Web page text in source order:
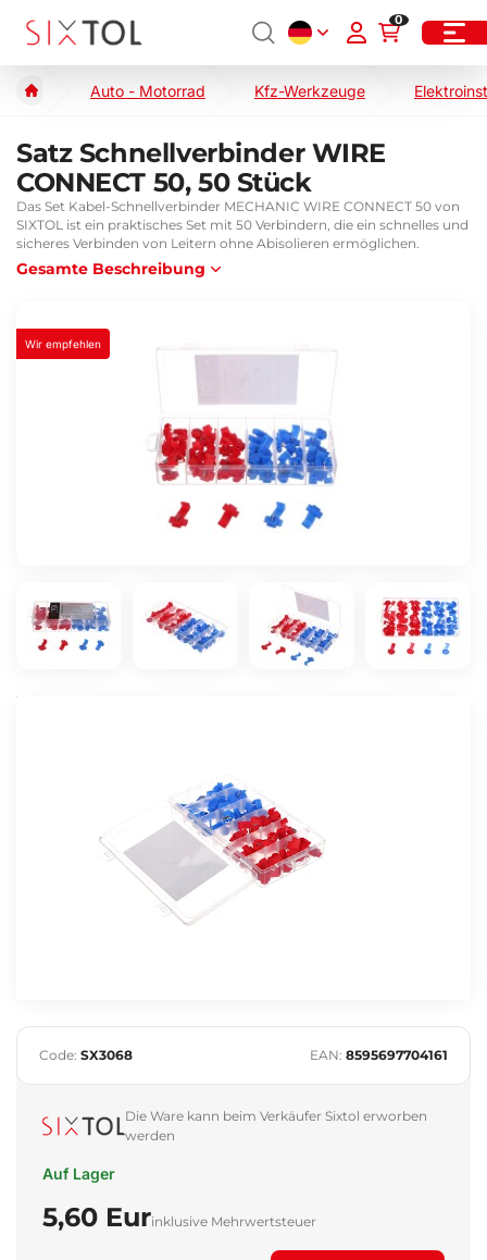
0
Auto - Motorrad Kfz-Werkzeuge
Satz Schnellverbinder WIRE
CONNECT 50, 50 Stück
Das Set Kabel-Schnellverbinder MECHANIC WIRE CONNECT 50 von
SIXTOL ist ein praktisches Set mit 50 Verbindern, die ein schnelles und
sicheres Verbinden von Leitern ohne Abisolieren ermöglichen.
Gesamte Beschreibung
Wir empfehlen
Code: SX3068 EAN: 8595697704161
Die Ware kann beim Verkäufer Sixtol erworben
werden
Auf Lager
5,60 Eurinklusive Mehrwertsteuer